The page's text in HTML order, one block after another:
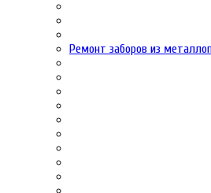
Ремонт заборов из